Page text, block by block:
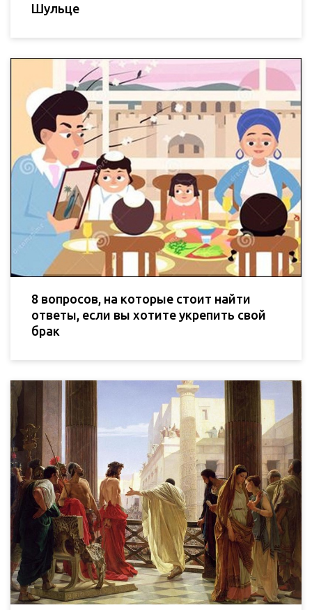
Шульце
8 вопросов, на которые стоит найти
ответы, если вы хотите укрепить свой
брак